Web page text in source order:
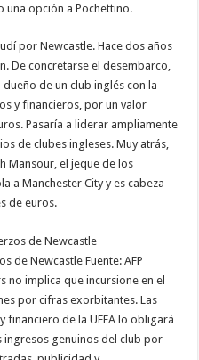
una opción a Pochettino.
por Newcastle. Hace dos años
De concretarse el desembarco,
dueño de un club inglés con la
y financieros, por un valor
Pasaría a liderar ampliamente
de clubes ingleses. Muy atrás,
Mansour, el jeque de los
a Manchester City y es cabeza
de euros.
de NewcastleFuente: AFP
no implica que incursione en el
por cifras exorbitantes. Las
financiero de la UEFA lo obligará
ingresos genuinos del club por